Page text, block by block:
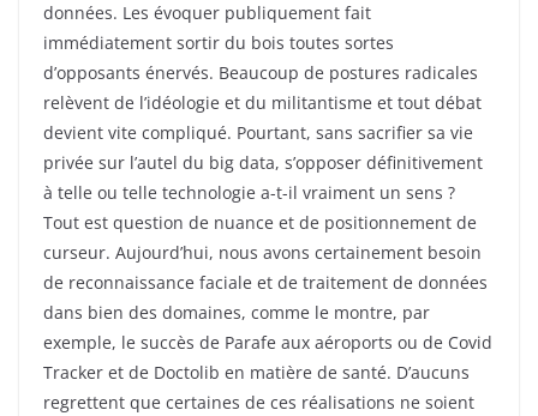
données. Les évoquer publiquement fait
immédiatement sortir du bois toutes sortes
d’opposants énervés. Beaucoup de postures radicales
relèvent de l’idéologie et du militantisme et tout débat
devient vite compliqué. Pourtant, sans sacrifier sa vie
privée sur l’autel du big data, s’opposer définitivement
à telle ou telle technologie a-t-il vraiment un sens ?
Tout est question de nuance et de positionnement de
curseur. Aujourd’hui, nous avons certainement besoin
de reconnaissance faciale et de traitement de données
dans bien des domaines, comme le montre, par
exemple, le succès de Parafe aux aéroports ou de Covid
Tracker et de Doctolib en matière de santé. D’aucuns
regrettent que certaines de ces réalisations ne soient